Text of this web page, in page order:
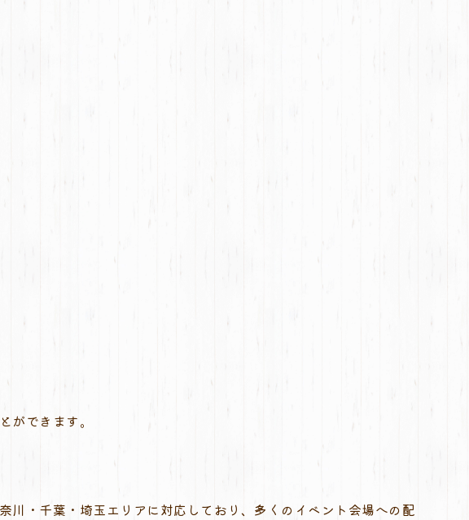
できます。
・千葉・埼玉エリアに対応しており、多くのイベント会場への配